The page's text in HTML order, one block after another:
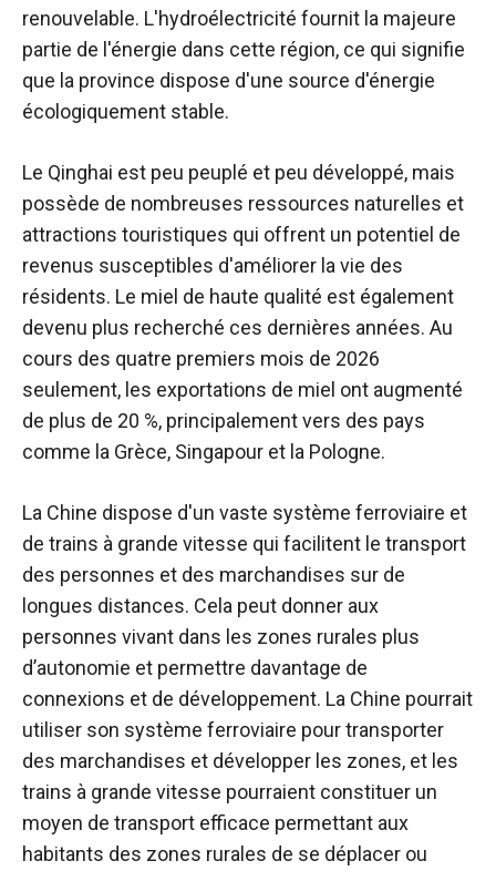
renouvelable. L'hydroélectricité fournit la majeure
partie de l'énergie dans cette région, ce qui signifie
que la province dispose d'une source d'énergie
écologiquement stable.
Le Qinghai est peu peuplé et peu développé, mais
possède de nombreuses ressources naturelles et
attractions touristiques qui offrent un potentiel de
revenus susceptibles d'améliorer la vie des
résidents. Le miel de haute qualité est également
devenu plus recherché ces dernières années. Au
cours des quatre premiers mois de 2026
seulement, les exportations de miel ont augmenté
de plus de 20 %, principalement vers des pays
comme la Grèce, Singapour et la Pologne.
La Chine dispose d'un vaste système ferroviaire et
de trains à grande vitesse qui facilitent le transport
des personnes et des marchandises sur de
longues distances. Cela peut donner aux
personnes vivant dans les zones rurales plus
d’autonomie et permettre davantage de
connexions et de développement. La Chine pourrait
utiliser son système ferroviaire pour transporter
des marchandises et développer les zones, et les
trains à grande vitesse pourraient constituer un
moyen de transport efficace permettant aux
habitants des zones rurales de se déplacer ou